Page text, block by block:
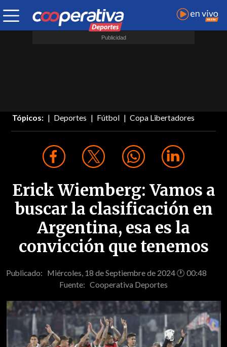
Tópicos: Deportes Fútbol Copa Libertadores
Erick Wiemberg: Vamos a
buscar la clasificación en
Argentina, esa es la
convicción que tenemos
Publicado: Miércoles, 18 de Septiembre de 2024 🕐 00:48
Fuente: Cooperativa Deportes